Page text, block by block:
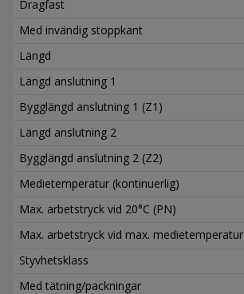
Dragfast
Med invändig stoppkant
Längd
Längd anslutning 1
Bygglängd anslutning 1 (Z1)
Längd anslutning 2
Bygglängd anslutning 2 (Z2)
Medietemperatur (kontinuerlig)
Max. arbetstryck vid 20°C (PN)
Max. arbetstryck vid max. medietemperatur
Styvhetsklass
Med tätning/packningar